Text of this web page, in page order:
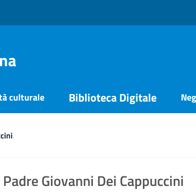
culturale Biblioteca Digitale
Padre Giovanni Dei Cappuccini